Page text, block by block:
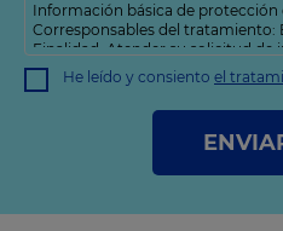
Información básica de protección
Corresponsables del tratamiento:
Finalidad: Atender su solicitud de
comercial
Derechos: Puede acceder,
como otros derechos tal y como
He leído y consiento el